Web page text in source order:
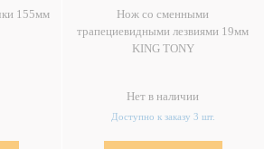
155мм
Нож со сменными
трапециевидными лезвиями 19мм
KING TONY
Нет в наличии
Доступно к заказу 3 шт.